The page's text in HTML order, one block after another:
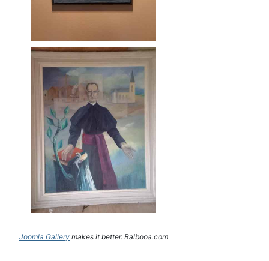
Joomla Gallery makes it better. Balbooa.com